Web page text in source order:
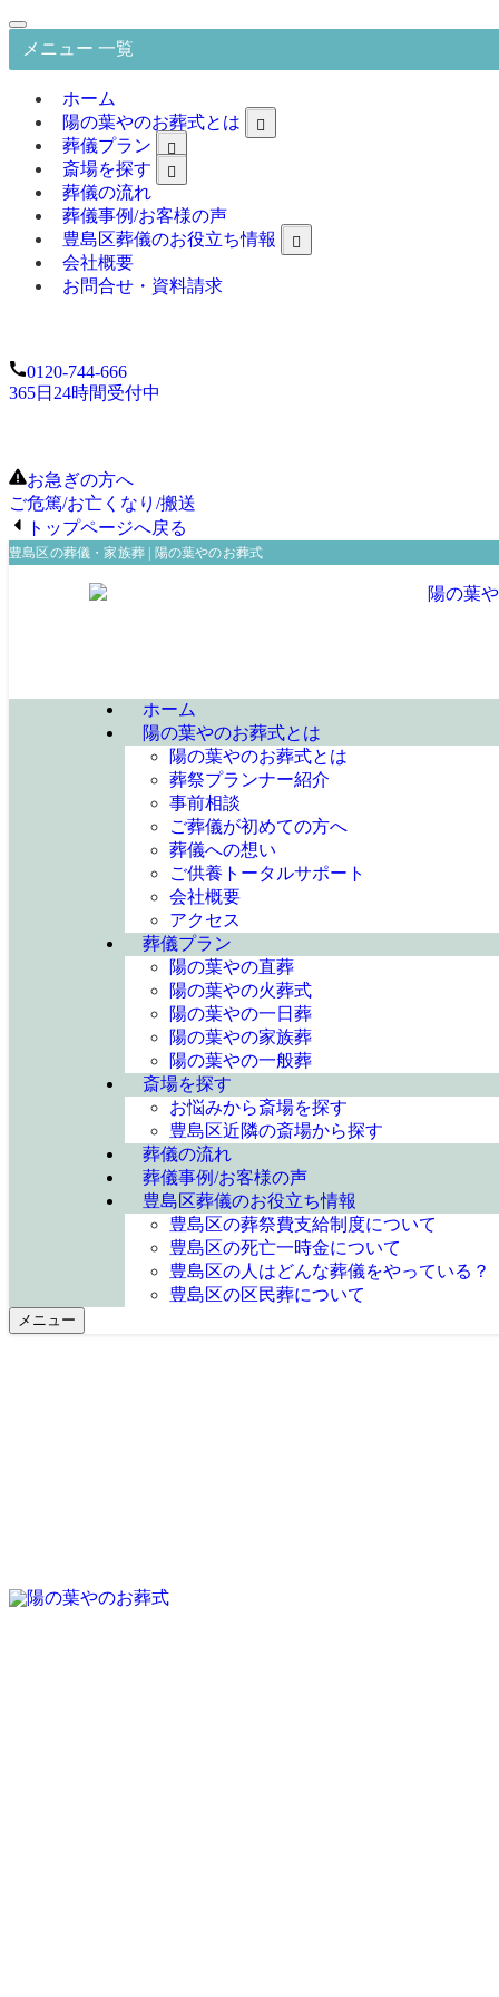
メニュー 一覧
ホーム
陽の葉やのお葬式とは
葬儀プラン
斎場を探す
葬儀の流れ
葬儀事例/お客様の声
豊島区葬儀のお役立ち情報
会社概要
お問合せ・資料請求
0120-744-666
365日24時間受付中
お急ぎの方へ
ご危篤/お亡くなり/搬送
トップページへ戻る
豊島区の葬儀・家族葬 | 陽の葉やのお葬式
ホーム
陽の葉やのお葬式とは
陽の葉やのお葬式とは
葬祭プランナー紹介
事前相談
ご葬儀が初めての方へ
葬儀への想い
ご供養トータルサポート
会社概要
アクセス
葬儀プラン
陽の葉やの直葬
陽の葉やの火葬式
陽の葉やの一日葬
陽の葉やの家族葬
陽の葉やの一般葬
斎場を探す
お悩みから斎場を探す
豊島区近隣の斎場から探す
葬儀の流れ
葬儀事例/お客様の声
豊島区葬儀のお役立ち情報
豊島区の葬祭費支給制度について
豊島区の死亡一時金について
豊島区の人はどんな葬儀をやっている？
豊島区の区民葬について
メニュー